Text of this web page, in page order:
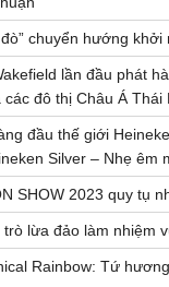
chuyển hướng khởi
lần đầu phát
các đô thị Châu Á Thái
đầu thế giới
Silver – Nhẹ êm
SHOW 2023 quy tụ
lừa đảo làm nhiệm
Rainbow: Tứ